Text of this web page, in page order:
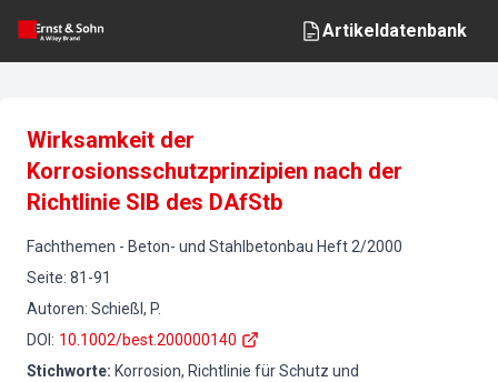
Artikeldatenbank
Wirksamkeit der
Korrosionsschutzprinzipien nach der
Richtlinie SIB des DAfStb
Fachthemen - Beton- und Stahlbetonbau Heft 2/2000
Seite: 81-91
Autoren: Schießl, P.
DOI : 10.1002/best.200000140
Stichworte: Korrosion, Richtlinie für Schutz und